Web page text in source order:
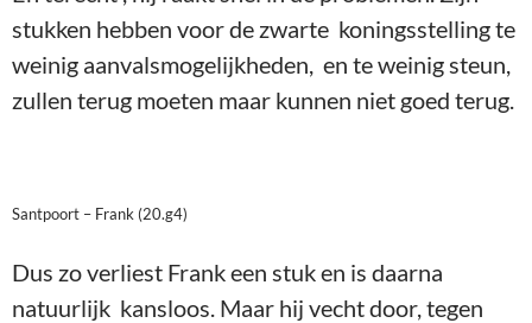
stukken hebben voor de zwarte koningsstelling te
weinig aanvalsmogelijkheden, en te weinig steun,
zullen terug moeten maar kunnen niet goed terug.
Santpoort – Frank (20.g4)
Dus zo verliest Frank een stuk en is daarna
natuurlijk kansloos. Maar hij vecht door, tegen